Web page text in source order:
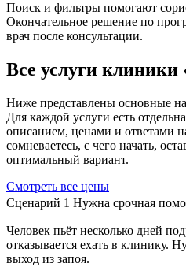
Поиск и фильтры помогают
Окончательное решение по
врач после консультации.
Все услуги клиники
Ниже представлены основные
Для каждой услуги есть
описанием, ценами и ответами
сомневаетесь, с чего начать,
оптимальный вариант.
Смотреть все цены
Сценарий 1 Нужна срочная
Человек пьёт несколько дней
отказывается ехать в клинику.
выход из запоя.